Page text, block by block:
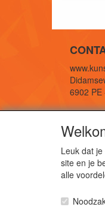
6902
Leuk dat
site en je
alle